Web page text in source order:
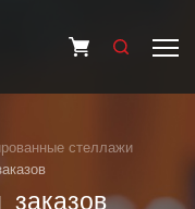
стеллажи